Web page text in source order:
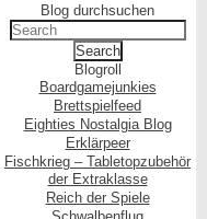
Blog durchsuchen
Search
for:
Blogroll
Boardgamejunkies
Brettspielfeed
Eighties Nostalgia Blog
Erklärpeer
Fischkrieg – Tabletopzubehör
der Extraklasse
Reich der Spiele